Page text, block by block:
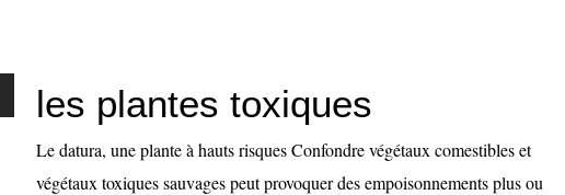
les plantes toxiques
Le datura, une plante à hauts risques Confondre végétaux comestibles et
végétaux toxiques sauvages peut provoquer des empoisonnements plus ou